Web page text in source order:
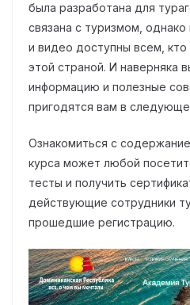
была разработана для
связана с туризмом,
и видео доступны всем,
этой страной. И наверняка
информацию и полезные
пригодятся вам в
Ознакомиться с
курса может любой
тесты и получить
действующие сотрудники
прошедшие регистрацию.